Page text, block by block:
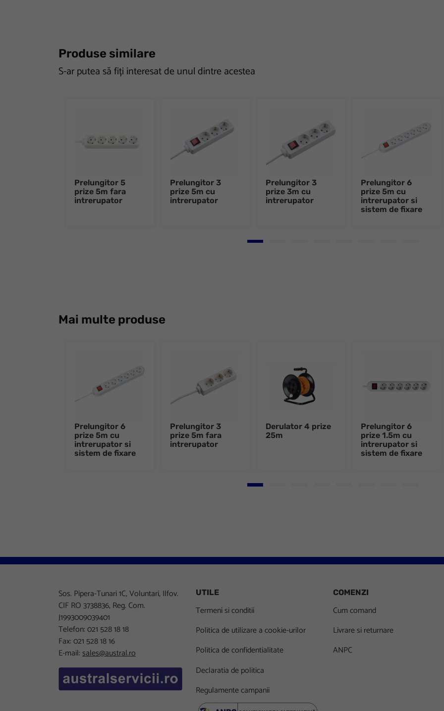
Produse similare
S-ar putea să fiți interesat de unul dintre acestea
Prelungitor 5
prize 5m fara
intrerupator
Prelungitor 3
prize 5m cu
intrerupator
Prelungitor 3
prize 3m cu
intrerupator
Prelungitor 6
prize 5m cu
intrerupator si
sistem de fixare
Go to slide 1
Mai multe produse
Prelungitor 6
prize 5m cu
intrerupator si
sistem de fixare
Prelungitor 3
prize 5m fara
intrerupator
Derulator 4 prize
25m
Prelungitor 6
prize 1.5m cu
intrerupator si
sistem de fixare
Go to slide 1
Sos. Pipera-Tunari 1C, Voluntari, Ilfov.
CIF RO 3738836, Reg. Com.
J1993009039401
Telefon: 021 528 18 18
Fax: 021 528 18 16
E-mail:sales@austral.ro
UTILE
Termeni si conditii
Politica de utilizare a cookie-urilor
Politica de confidentialitate
Declaratia de politica
Regulamente campanii
COMENZI
Cum comand
Livrare si returnare
ANPC